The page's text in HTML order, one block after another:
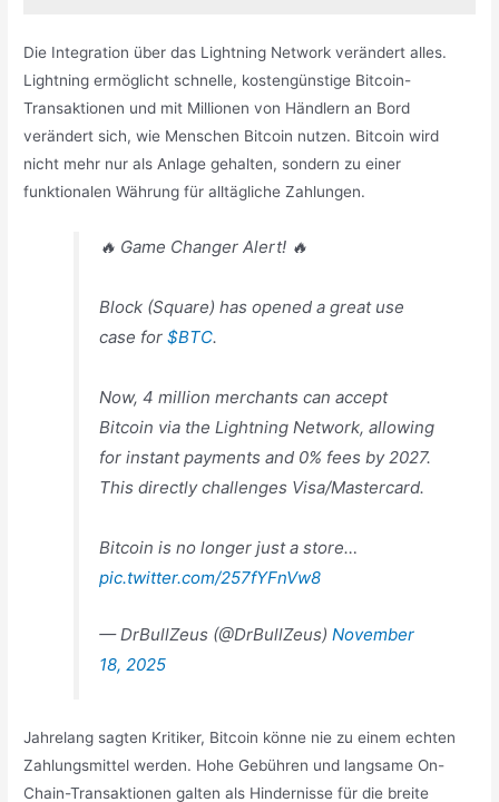
Die Integration über das Lightning Network verändert alles.
Lightning ermöglicht schnelle, kostengünstige Bitcoin-
Transaktionen und mit Millionen von Händlern an Bord
verändert sich, wie Menschen Bitcoin nutzen. Bitcoin wird
nicht mehr nur als Anlage gehalten, sondern zu einer
funktionalen Währung für alltägliche Zahlungen.
🔥 Game Changer Alert! 🔥
Block (Square) has opened a great use
case for$BTC.
Now, 4 million merchants can accept
Bitcoin via the Lightning Network, allowing
for instant payments and 0% fees by 2027.
This directly challenges Visa/Mastercard.
Bitcoin is no longer just a store…
pic.twitter.com/257fYFnVw8
— DrBullZeus (@DrBullZeus)November
18, 2025
Jahrelang sagten Kritiker, Bitcoin könne nie zu einem echten
Zahlungsmittel werden. Hohe Gebühren und langsame On-
Chain-Transaktionen galten als Hindernisse für die breite